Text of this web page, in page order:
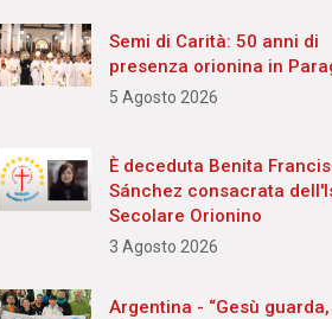
Semi di Carità: 50 anni di
presenza orionina in
5 Agosto 2026
È deceduta Benita
Sánchez consacrata
Secolare Orionino
3 Agosto 2026
Argentina - “Gesù guarda,